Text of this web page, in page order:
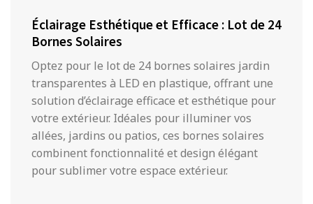
Éclairage Esthétique et Efficace : Lot de 24
Bornes Solaires
Optez pour le lot de 24 bornes solaires jardin
transparentes à LED en plastique, offrant une
solution d’éclairage efficace et esthétique pour
votre extérieur. Idéales pour illuminer vos
allées, jardins ou patios, ces bornes solaires
combinent fonctionnalité et design élégant
pour sublimer votre espace extérieur.